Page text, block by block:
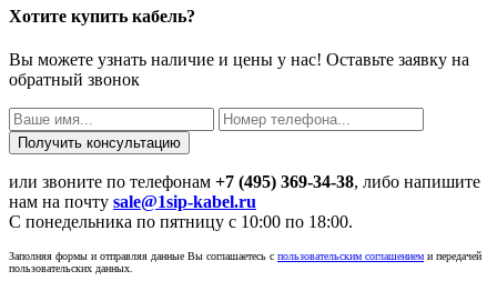
Хотите купить кабель?
Вы можете узнать наличие и цены у нас! Оставьте заявку на
обратный звонок
или звоните по телефонам +7 (495) 369-34-38, либо напишите
нам на почту sale@1sip-kabel.ru
C понедельника по пятницу с 10:00 по 18:00.
Заполняя формы и отправляя данные Вы соглашаетесь с пользовательским соглашением и передачей
пользовательских данных.